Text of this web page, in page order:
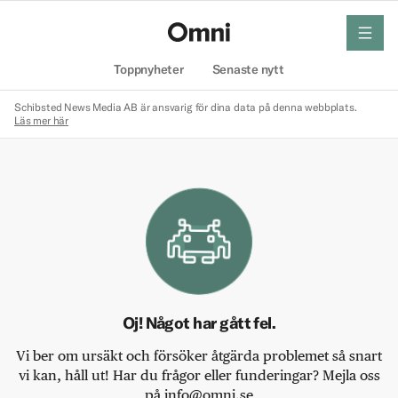
Toppnyheter Senaste nytt
meny
Schibsted News Media AB är ansvarig för dina data på denna webbplats.
Läs mer här
Oj! Något har gått fel.
Vi ber om ursäkt och försöker åtgärda problemet så snart
vi kan, håll ut! Har du frågor eller funderingar? Mejla oss